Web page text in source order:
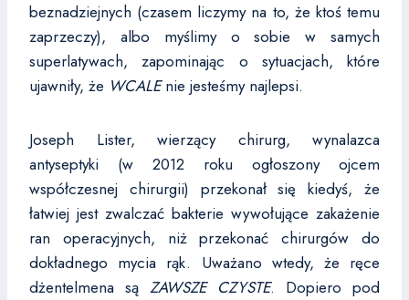
beznadziejnych (czasem liczymy na to, że ktoś temu
zaprzeczy), albo myślimy o sobie w samych
superlatywach, zapominając o sytuacjach, które
ujawniły, że WCALEnie jesteśmy najlepsi.
Joseph Lister, wierzący chirurg, wynalazca
antyseptyki (w 2012 roku ogłoszony ojcem
współczesnej chirurgii) przekonał się kiedyś, że
łatwiej jest zwalczać bakterie wywołujące zakażenie
ran operacyjnych, niż przekonać chirurgów do
dokładnego mycia rąk. Uważano wtedy, że ręce
dżentelmena są ZAWSZE CZYSTE. Dopiero pod